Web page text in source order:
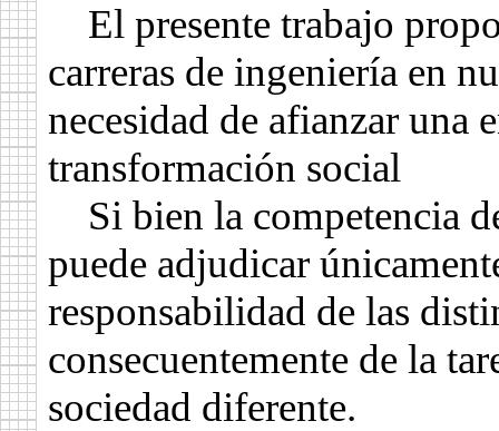
El presente trabajo
carreras de ingeniería en
necesidad de afianzar una
transformación social
Si bien la competencia
puede adjudicar
responsabilidad de las
consecuentemente de la
sociedad diferente.